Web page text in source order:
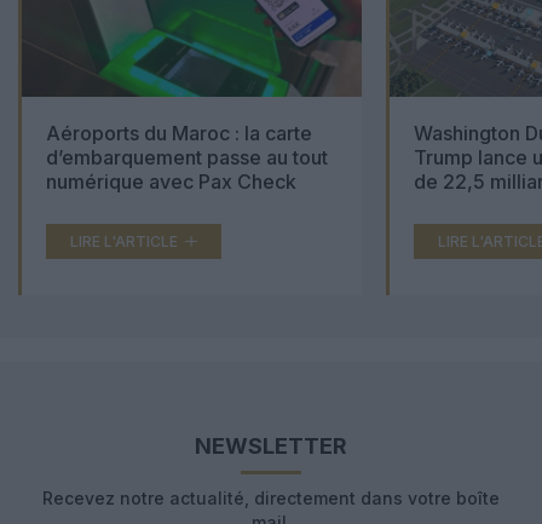
Aéroports du Maroc : la carte
d’embarquement passe au tout
numérique avec Pax Check
LIRE L'ARTICLE
Washington
Trump lance
de 22,5
LIRE
NEWSLETTER
Recevez notre actualité, directement dans votre boîte